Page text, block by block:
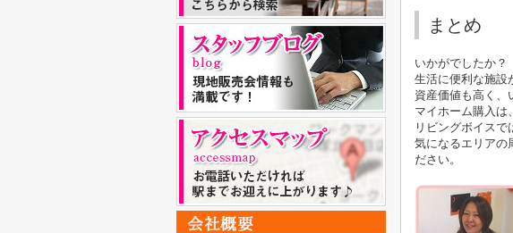
まとめ
いかがでしたか？
生活に便利な施設
資産価値も高く、
マイホーム購入は
リビングボイスで
気になるエリアの
ださい。